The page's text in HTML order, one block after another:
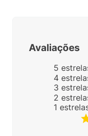
Avaliações
5
4
3
2
1